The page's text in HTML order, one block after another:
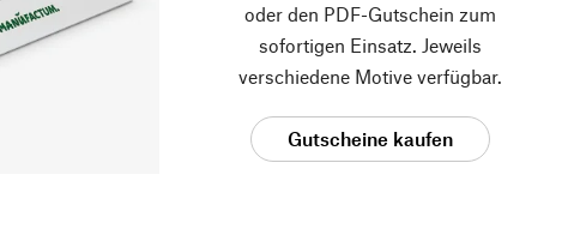
oder den PDF-Gutschein zum
sofortigen Einsatz. Jeweils
verschiedene Motive verfügbar.
Gutscheine kaufen